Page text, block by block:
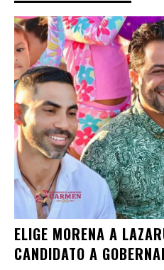
ELIGE MORENA A
CANDIDATO A